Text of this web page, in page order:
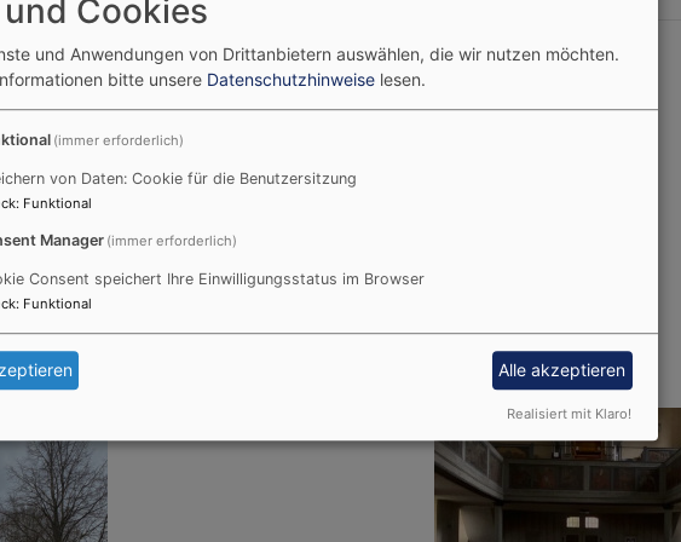
Würzburg
91731 Langfurth
Webseite
geöffnet.
Cookies
und Anwendungen von Drittanbietern auswählen, die wir nutzen möchten.
bitte unsere Datenschutzhinweise lesen.
(immer erforderlich)
von Daten: Cookie für die Benutzersitzung
: Funktional
Manager (immer erforderlich)
Consent speichert Ihre Einwilligungsstatus im Browser
: Funktional
Alle akzeptieren
Realisiert mit Klaro!